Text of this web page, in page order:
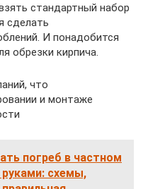
стандартный набор
сделать
И понадобится
обрезки кирпича.
что
и монтаже
погреб в частном
схемы,